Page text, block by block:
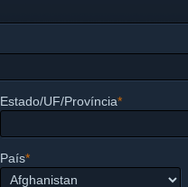
Estado/UF/Província*
País*